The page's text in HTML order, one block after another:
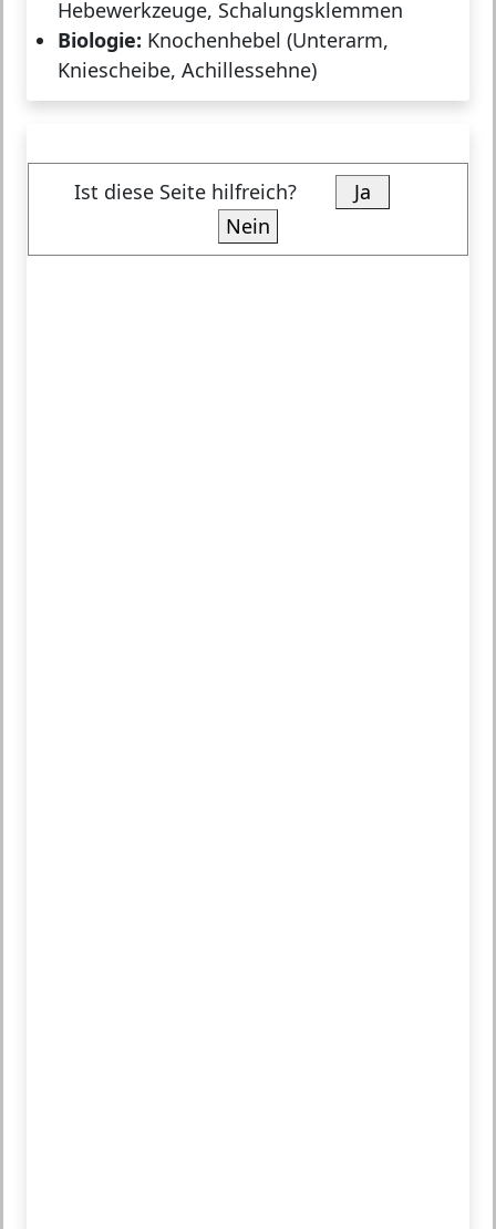
Hebewerkzeuge, Schalungsklemmen
Biologie: Knochenhebel (Unterarm,
Kniescheibe, Achillessehne)
Ist diese Seite hilfreich?
Ja
Nein